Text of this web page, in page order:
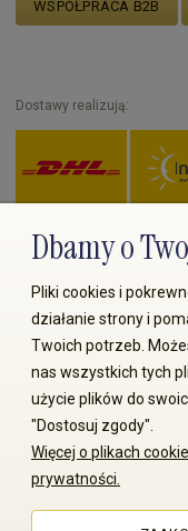
WSPÓŁPRACA B2B
Dostawy realizują:
Zapłać przez:
© 2008-2026
zastrzeżone.
Dbamy o
Pliki cookies i
działanie strony i
Twoich potrzeb.
nas wszystkich tych
użycie plików do
"Dostosuj zgody".
Więcej o plikach
prywatności.